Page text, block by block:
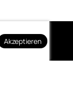
Akzeptieren